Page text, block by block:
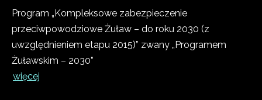
Program „Kompleksowe zabezpieczenie
przeciwpowodziowe Żuław – do roku 2030 (z
uwzględnieniem etapu 2015)” zwany „Programem
Żuławskim – 2030”
więcej